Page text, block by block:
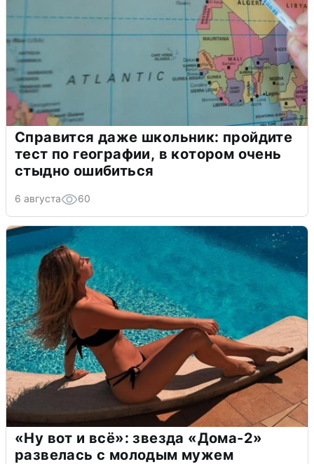
Справится даже школьник: пройдите
тест по географии, в котором очень
стыдно ошибиться
6 августа 60
«Ну вот и всё»: звезда «Дома-2»
развелась с молодым мужем